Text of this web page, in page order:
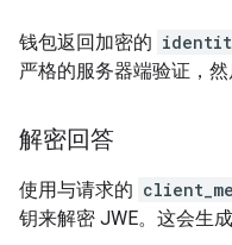
钱包返回加密的
严格的服务器端验证，然
解密回答
使用与请求的
钥来解密 JWE。这会生